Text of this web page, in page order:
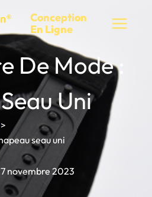
Conception
En Ligne
De Mode :
Uni
seau uni
novembre 2023